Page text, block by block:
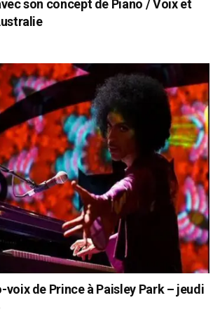
son concept de Piano / Voix et
voix de Prince à Paisley Park – jeudi